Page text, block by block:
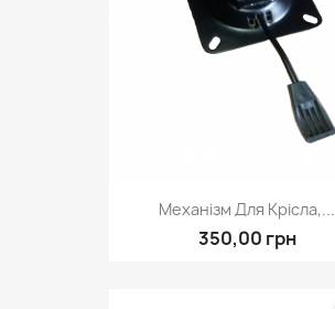
Механізм Для Крісла,...
350,00 грн